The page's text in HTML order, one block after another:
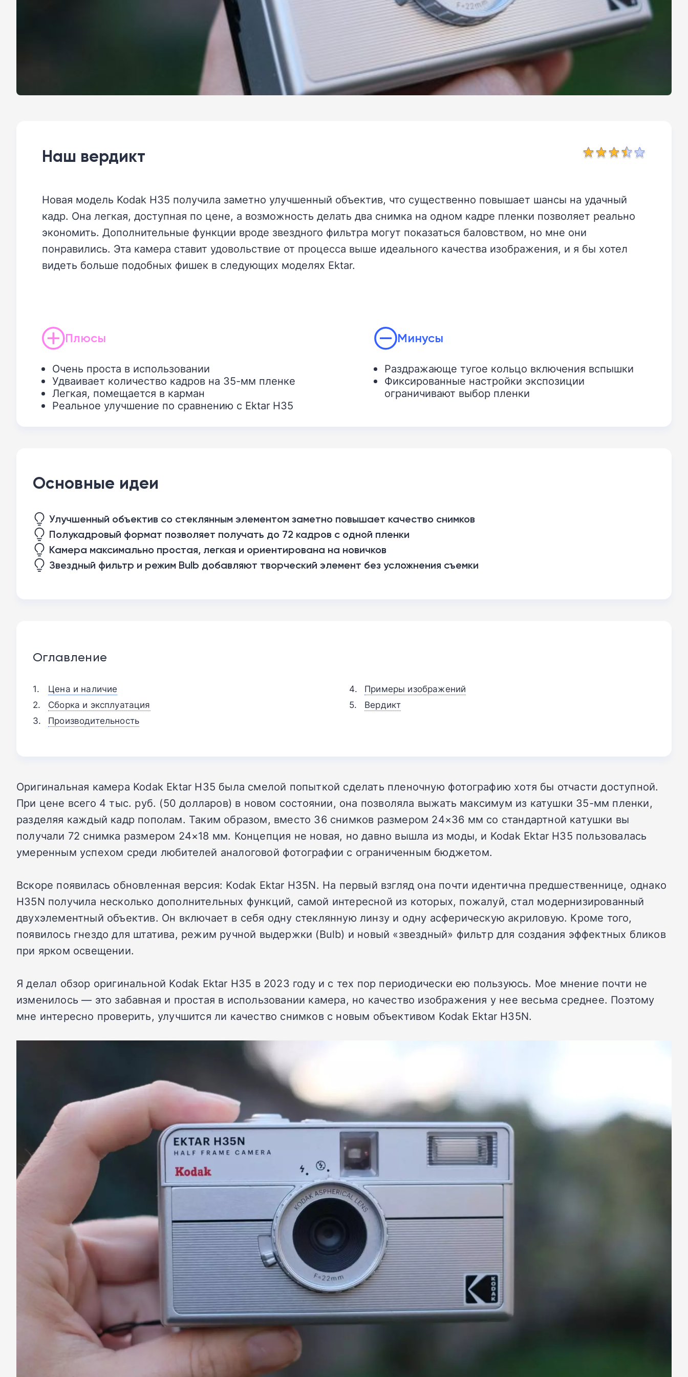
Наш вердикт
Новая модель Kodak H35 получила заметно улучшенный объектив, что существенно повышает шансы на удачный
кадр. Она легкая, доступная по цене, а возможность делать два снимка на одном кадре пленки позволяет реально
экономить. Дополнительные функции вроде звездного фильтра могут показаться баловством, но мне они
понравились. Эта камера ставит удовольствие от процесса выше идеального качества изображения, и я бы хотел
видеть больше подобных фишек в следующих моделях Ektar.
Плюсы
Очень проста в использовании
Удваивает количество кадров на 35-мм пленке
Легкая, помещается в карман
Реальное улучшение по сравнению с Ektar H35
Минусы
Раздражающе тугое кольцо включения вспышки
Фиксированные настройки экспозиции
ограничивают выбор пленки
Основные идеи
Улучшенный объектив со стеклянным элементом заметно повышает качество снимков
Полукадровый формат позволяет получать до 72 кадров с одной пленки
Камера максимально простая, легкая и ориентирована на новичков
Звездный фильтр и режим Bulb добавляют творческий элемент без усложнения съемки
Оглавление
Цена и наличие
Сборка и эксплуатация
Производительность
Примеры изображений
Вердикт
Оригинальная камера Kodak Ektar H35 была смелой попыткой сделать пленочную фотографию хотя бы отчасти доступной.
При цене всего 4 тыс. руб. (50 долларов) в новом состоянии, она позволяла выжать максимум из катушки 35-мм пленки,
разделяя каждый кадр пополам. Таким образом, вместо 36 снимков размером 24×36 мм со стандартной катушки вы
получали 72 снимка размером 24×18 мм. Концепция не новая, но давно вышла из моды, и Kodak Ektar H35 пользовалась
умеренным успехом среди любителей аналоговой фотографии с ограниченным бюджетом.
Вскоре появилась обновленная версия: Kodak Ektar H35N. На первый взгляд она почти идентична предшественнице, однако
H35N получила несколько дополнительных функций, самой интересной из которых, пожалуй, стал модернизированный
двухэлементный объектив. Он включает в себя одну стеклянную линзу и одну асферическую акриловую. Кроме того,
появилось гнездо для штатива, режим ручной выдержки (Bulb) и новый «звездный» фильтр для создания эффектных бликов
при ярком освещении.
Я делал обзор оригинальной Kodak Ektar H35 в 2023 году и с тех пор периодически ею пользуюсь. Мое мнение почти не
изменилось — это забавная и простая в использовании камера, но качество изображения у нее весьма среднее. Поэтому
мне интересно проверить, улучшится ли качество снимков с новым объективом Kodak Ektar H35N.